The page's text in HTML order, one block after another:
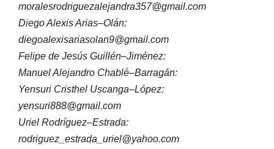
moralesrodriguezalejandra357@gmail.com
Diego Alexis Arias–Olán:
diegoalexisariasolan9@gmail.com
Felipe de Jesús Guillén–Jiménez:
Manuel Alejandro Chablé–Barragán:
Yensuri Cristhel Uscanga–López:
yensuri888@gmail.com
Uriel Rodríguez–Estrada:
rodriguez_estrada_uriel@yahoo.com